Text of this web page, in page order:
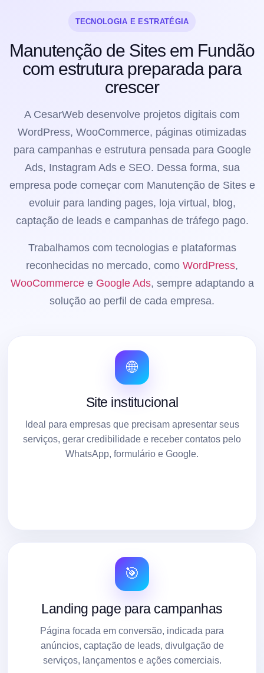
TECNOLOGIA E ESTRATÉGIA
Manutenção de Sites em Fundão
com estrutura preparada para
crescer
A CesarWeb desenvolve projetos digitais com
WordPress, WooCommerce, páginas otimizadas
para campanhas e estrutura pensada para Google
Ads, Instagram Ads e SEO. Dessa forma, sua
empresa pode começar com Manutenção de Sites e
evoluir para landing pages, loja virtual, blog,
captação de leads e campanhas de tráfego pago.
Trabalhamos com tecnologias e plataformas
reconhecidas no mercado, como WordPress,
WooCommercee Google Ads, sempre adaptando a
solução ao perfil de cada empresa.
🌐
Site institucional
Ideal para empresas que precisam apresentar seus
serviços, gerar credibilidade e receber contatos pelo
WhatsApp, formulário e Google.
🎯
Landing page para campanhas
Página focada em conversão, indicada para
anúncios, captação de leads, divulgação de
serviços, lançamentos e ações comerciais.